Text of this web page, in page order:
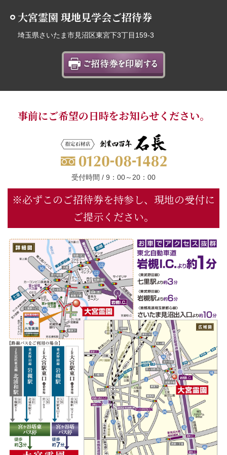
大宮霊園 現地見学会ご招待券
埼玉県さいたま市見沼区東宮下3丁目159-3
事前にご希望の日時をお知らせください。
受付時間 / 9：00～20：00
※必ずこのご招待券を持参し、現地の受付に
ご提示ください。